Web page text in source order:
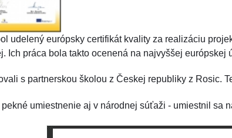
udelený európsky certifikát kvality za realizáciu
Ich práca bola takto ocenená na najvyššej európskej
s partnerskou školou z Českej republiky z Rosic.
umiestnenie aj v národnej súťaži - umiestnil sa